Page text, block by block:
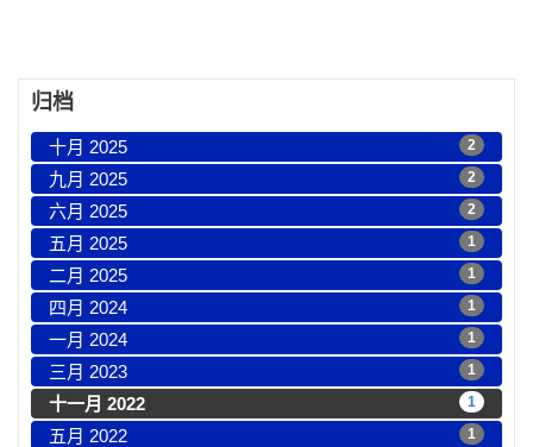
归档
十月 2025 2
九月 2025 2
六月 2025 2
五月 2025 1
二月 2025 1
四月 2024 1
一月 2024 1
三月 2023 1
十一月 2022 1
五月 2022 1